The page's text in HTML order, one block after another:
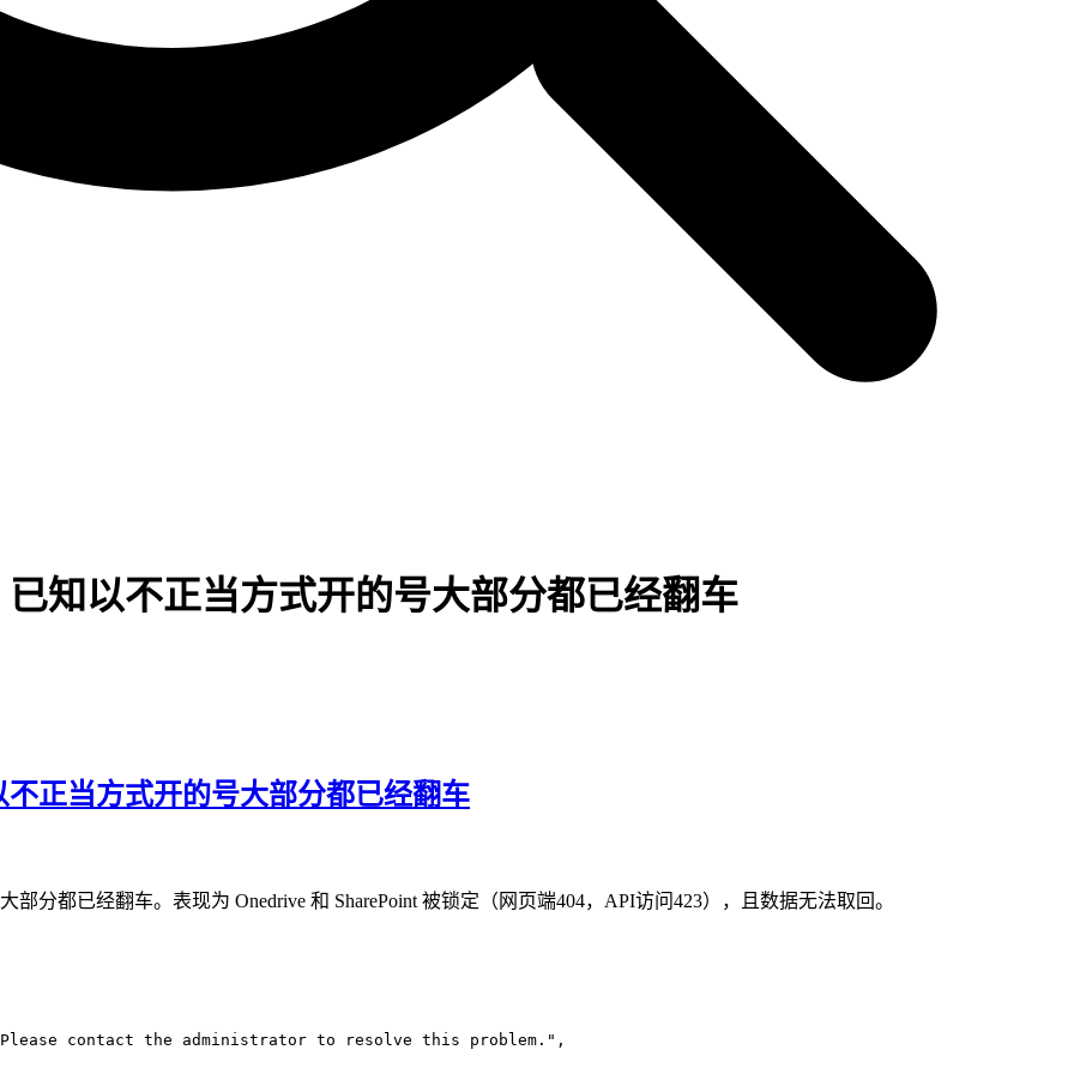
知以不正当方式开的号大部分都已经翻车
正当方式开的号大部分都已经翻车
分都已经翻车。表现为 Onedrive 和 SharePoint 被锁定（网页端404，API访问423），且数据无法取回。
contact the administrator to resolve this problem.",